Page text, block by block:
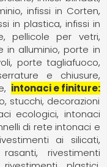
infissi in Corten
in plastica infissi in
pellicole per vetri
in alluminio porte in
porte tagliafuoco
e chiusure
intonaci e finiture
stucchi, decorazioni
ecologici intonaci
di rete intonaci e
ai silicati
rasanti
rivestimenti